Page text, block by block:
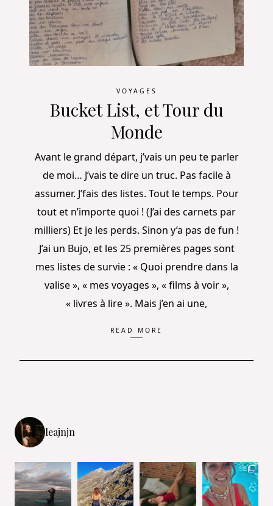
VOYAGES
Bucket List, et Tour du
Monde
Avant le grand départ, j’vais un peu te parler
de moi… J’vais te dire un truc. Pas facile à
assumer. J’fais des listes. Tout le temps. Pour
tout et n’importe quoi ! (J’ai des carnets par
milliers) Et je les perds. Sinon y’a pas de fun !
J’ai un Bujo, et les 25 premières pages sont
mes listes de survie : « Quoi prendre dans la
valise », « mes voyages », « films à voir »,
« livres à lire ». Mais j’en ai une,
READ MORE
leajnjn